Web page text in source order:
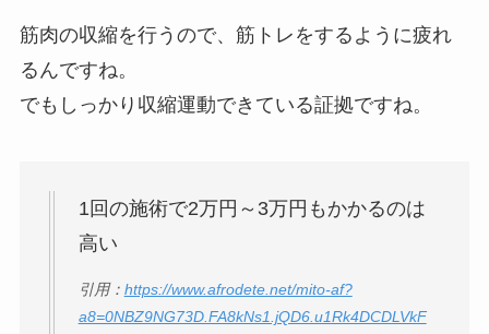
筋肉の収縮を行うので、筋トレをするように疲れ
るんですね。
でもしっかり収縮運動できている証拠ですね。
1回の施術で2万円～3万円もかかるのは
高い
引用： https://www.afrodete.net/mito-af?
a8=0NBZ9NG73D.FA8kNs1.jQD6.u1Rk4DCDLVkF